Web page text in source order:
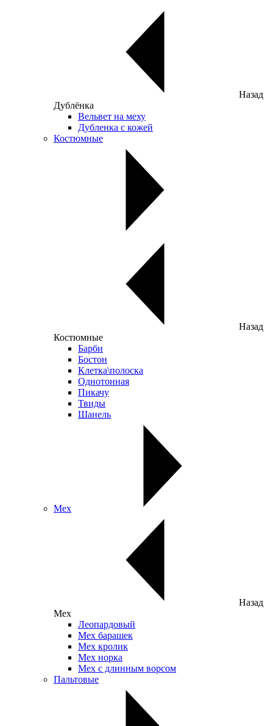
Назад
Дублёнка
Вельвет на меху
Дубленка с кожей
Костюмные
Назад
Костюмные
Барби
Бостон
Клетка\полоска
Однотонная
Пикачу
Твиды
Шанель
Мех
Назад
Мех
Леопардовый
Мех барашек
Мех кролик
Мех норка
Мех с длинным ворсом
Пальтовые